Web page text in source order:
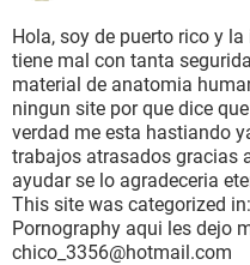
Hola, soy de puerto rico y
tiene mal con tanta
material de anatomia
ningun site por que dice
verdad me esta hastiando
trabajos atrasados gracias
ayudar se lo agradeceria
This site was categorized
Pornography aqui les dejo
chico_3356@hotmail.com